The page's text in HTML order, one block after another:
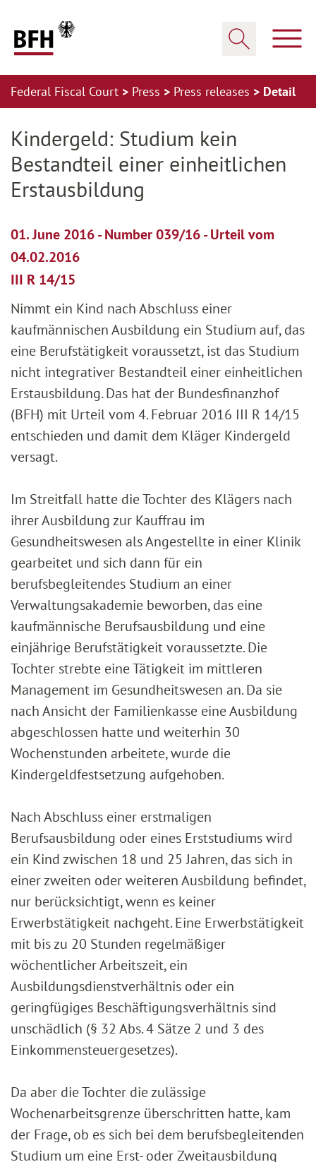
Federal Fiscal Court Press Press releases Detail
Kindergeld: Studium kein
Bestandteil einer einheitlichen
Erstausbildung
01. June 2016 - Number 039/16 - Urteil vom
04.02.2016
III R 14/15
Nimmt ein Kind nach Abschluss einer
kaufmännischen Ausbildung ein Studium auf, das
eine Berufstätigkeit voraussetzt, ist das Studium
nicht integrativer Bestandteil einer einheitlichen
Erstausbildung. Das hat der Bundesfinanzhof
(BFH) mit Urteil vom 4. Februar 2016 III R 14/15
entschieden und damit dem Kläger Kindergeld
versagt.
Im Streitfall hatte die Tochter des Klägers nach
ihrer Ausbildung zur Kauffrau im
Gesundheitswesen als Angestellte in einer Klinik
gearbeitet und sich dann für ein
berufsbegleitendes Studium an einer
Verwaltungsakademie beworben, das eine
kaufmännische Berufsausbildung und eine
einjährige Berufstätigkeit voraussetzte. Die
Tochter strebte eine Tätigkeit im mittleren
Management im Gesundheitswesen an. Da sie
nach Ansicht der Familienkasse eine Ausbildung
abgeschlossen hatte und weiterhin 30
Wochenstunden arbeitete, wurde die
Kindergeldfestsetzung aufgehoben.
Nach Abschluss einer erstmaligen
Berufsausbildung oder eines Erststudiums wird
ein Kind zwischen 18 und 25 Jahren, das sich in
einer zweiten oder weiteren Ausbildung befindet,
nur berücksichtigt, wenn es keiner
Erwerbstätigkeit nachgeht. Eine Erwerbstätigkeit
mit bis zu 20 Stunden regelmäßiger
wöchentlicher Arbeitszeit, ein
Ausbildungsdienstverhältnis oder ein
geringfügiges Beschäftigungsverhältnis sind
unschädlich (§ 32 Abs. 4 Sätze 2 und 3 des
Einkommensteuergesetzes).
Da aber die Tochter die zulässige
Wochenarbeitsgrenze überschritten hatte, kam
der Frage, ob es sich bei dem berufsbegleitenden
Studium um eine Erst- oder Zweitausbildung